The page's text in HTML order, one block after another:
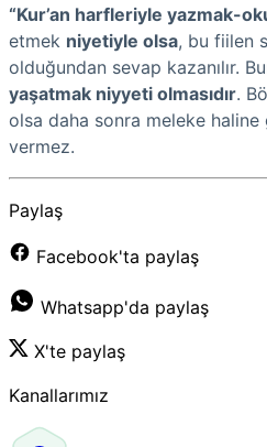
“Kur’an harfleriyle yazmak-
etmek niyetiyle olsa, bu fiilen
olduğundan sevap kazanılır.
yaşatmak niyyeti olmasıdır.
olsa daha sonra meleke haline
vermez.
Paylaş
Facebook'ta paylaş
Whatsapp'da paylaş
X'te paylaş
Kanallarımız